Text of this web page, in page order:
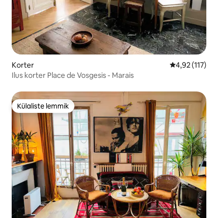
Korter Keskmine
4,92 (117)
Ilus korter Place de Vosgesis - Marais
Külaliste lemmik
Külaliste lemmik